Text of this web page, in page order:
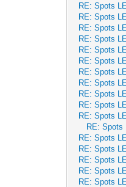
RE: Spots
RE: Spots
RE: Spots
RE: Spots
RE: Spots
RE: Spots
RE: Spots
RE: Spots
RE: Spots
RE: Spots
RE: Spots
RE: Spots
RE: Spots
RE: Spots
RE: Spots
RE: Spots
RE: Spots